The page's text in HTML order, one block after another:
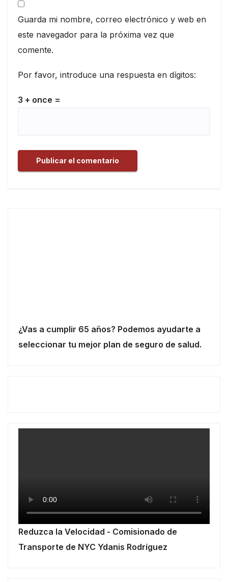
Guarda mi nombre, correo electrónico y web en
este navegador para la próxima vez que
comente.
Por favor, introduce una respuesta en dígitos:
3 + once =
¿Vas a cumplir 65 años? Podemos ayudarte a
seleccionar tu mejor plan de seguro de salud.
Reduzca la Velocidad - Comisionado de
Transporte de NYC Ydanis Rodríguez